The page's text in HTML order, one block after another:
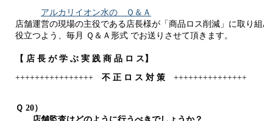
アルカリイオン水の Ｑ＆Ａ
店舗運営の現場の主役である店長様が「商品ロス削減」に取り組
役立つよう、毎月 Ｑ＆Ａ形式 でお送りさせて頂きます。
【 店 長 が 学 ぶ 実 践 商 品 ロ ス 】
++++++++++++++++ 不 正 ロ ス 対 策 +++++++++++++++
Ｑ 20）